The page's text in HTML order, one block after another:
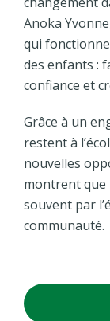
Anoka
qui
des enfants :
confiance et
Grâce à un
restent à
nouvelles
montrent que
souvent par
communauté.